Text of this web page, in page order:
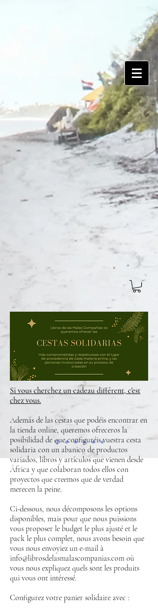
Si vous cherchez un cadeau différent, c'est
chez vous.
Además de las cestas que podéis encontrar en
la tienda online, queremos ofreceros la
posibilidad de que configuréis vuestra cesta
solidaria con un abanico de productos
variados, libros y artículos que vienen desde
África y que colaboran todos ellos con
proyectos que creemos que de verdad
merecen la peine.
Ci-dessous, nous décomposons les options
disponibles, mais pour que nous puissions
vous proposer le budget le plus ajusté et le
pack le plus complet, nous avons besoin que
vous nous envoyiez un e-mail à
info@librosdelasmalascompanias.com où
vous nous expliquez quels sont les produits
qui vous ont intéressé.
Configurez votre panier solidaire avec :